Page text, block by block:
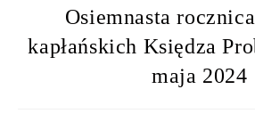
Osiemnasta
kapłańskich Księdza
maja 2024